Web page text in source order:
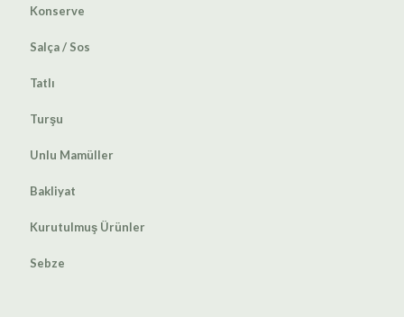
Konserve
Salça / Sos
Tatlı
Turşu
Unlu Mamüller
Bakliyat
Kurutulmuş Ürünler
Sebze